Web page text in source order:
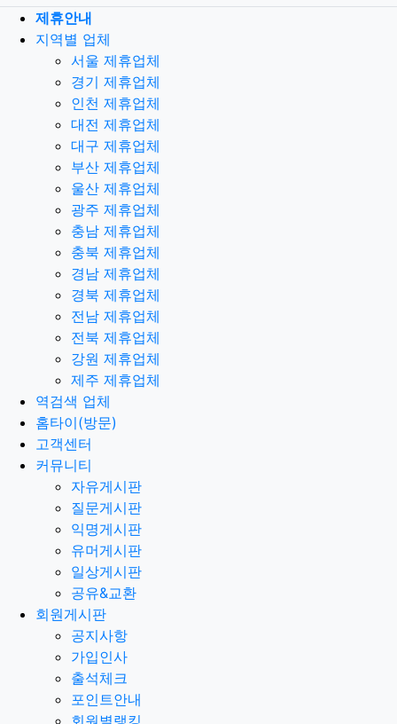
제휴안내
지역별 업체
서울 제휴업체
경기 제휴업체
인천 제휴업체
대전 제휴업체
대구 제휴업체
부산 제휴업체
울산 제휴업체
광주 제휴업체
충남 제휴업체
충북 제휴업체
경남 제휴업체
경북 제휴업체
전남 제휴업체
전북 제휴업체
강원 제휴업체
제주 제휴업체
역검색 업체
홈타이(방문)
고객센터
커뮤니티
자유게시판
질문게시판
익명게시판
유머게시판
일상게시판
공유&교환
회원게시판
공지사항
가입인사
출석체크
포인트안내
회원별랭킹